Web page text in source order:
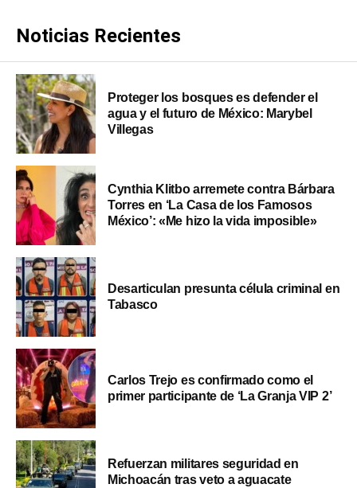
Noticias Recientes
Proteger los bosques es defender el
agua y el futuro de México: Marybel
Villegas
Cynthia Klitbo arremete contra Bárbara
Torres en ‘La Casa de los Famosos
México’: «Me hizo la vida imposible»
Desarticulan presunta célula criminal en
Tabasco
Carlos Trejo es confirmado como el
primer participante de ‘La Granja VIP 2’
Refuerzan militares seguridad en
Michoacán tras veto a aguacate